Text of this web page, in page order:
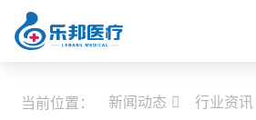
当前位置： 新闻动态  行业资讯